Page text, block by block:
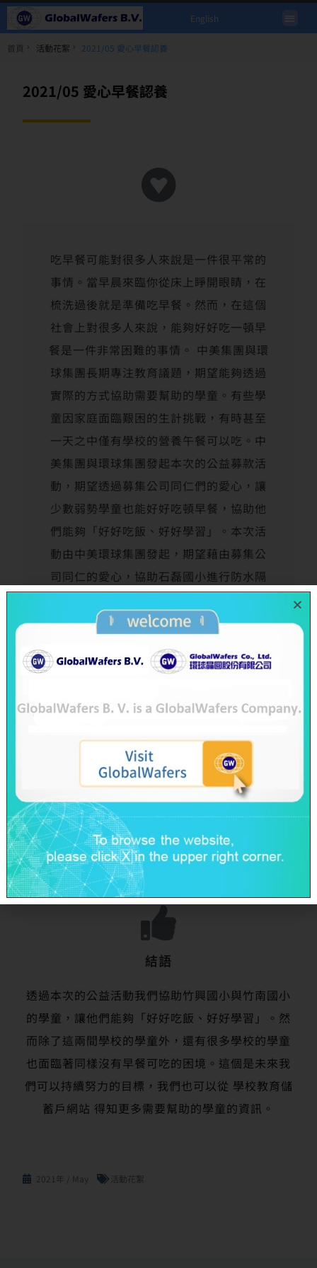
English
首頁 活動花絮 2021/05 愛心早餐認養
2021/05 愛心早餐認養
吃早餐可能對很多人來說是一件很平常的
事情。當早晨來臨你從床上睜開眼睛，在
梳洗過後就是準備吃早餐。然而，在這個
社會上對很多人來說，能夠好好吃一頓早
餐是一件非常困難的事情。 中美集團與環
球集團長期專注教育議題，期望能夠透過
實際的方式協助需要幫助的學童。有些學
童因家庭面臨艱困的生計挑戰，有時甚至
一天之中僅有學校的營養午餐可以吃。中
美集團與環球集團發起本次的公益募款活
動，期望透過募集公司同仁們的愛心，讓
少數弱勢學童也能好好吃頓早餐，協助他
們能夠「好好吃飯、好好學習」。本次活
動由中美環球集團發起，期望藉由募集公
司同仁的愛心，協助石磊國小進行防水隔
熱工程，除了能夠讓校舍不再受到雨水的
侵蝕外，還同時具有良好的隔熱與降溫功
境。
結語
透過本次的公益活動我們協助竹興國小與竹南國小
的學童，讓他們能夠「好好吃飯、好好學習」。然
而除了這兩間學校的學童外，還有很多學校的學童
也面臨著同樣沒有早餐可吃的困境。這個是未來我
們可以持續努力的目標，我們也可以從 學校教育儲
蓄戶網站 得知更多需要幫助的學童的資訊。
2021年 / May 活動花絮